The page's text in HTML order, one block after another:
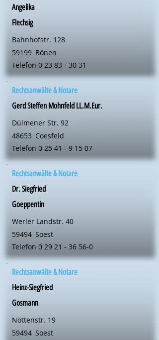
Angelika
Flechsig
Bahnhofstr. 128
59199 Bönen
Telefon 0 23 83 - 30 31
Rechtsanwälte & Notare
Gerd Steffen Mohnfeld LL.M.Eur.
Dülmener Str. 92
48653 Coesfeld
Telefon 0 25 41 - 9 15 07
Rechtsanwälte & Notare
Dr. Siegfried
Goeppentin
Werler Landstr. 40
59494 Soest
Telefon 0 29 21 - 36 56-0
Rechtsanwälte & Notare
Heinz-Siegfried
Gosmann
Nöttenstr. 19
59494 Soest